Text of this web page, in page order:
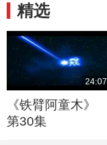
精选
24:07
《铁臂阿童木》
第30集